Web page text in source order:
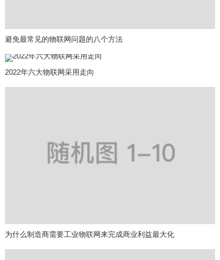
避免最常见的物联网问题的八个方法
2022年六大物联网采用走向
为什么制造商需要工业物联网来完成商业利益最大化